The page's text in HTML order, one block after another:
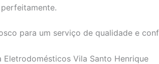
para um serviço de qualidade e
Eletrodomésticos Vila Santo Henrique